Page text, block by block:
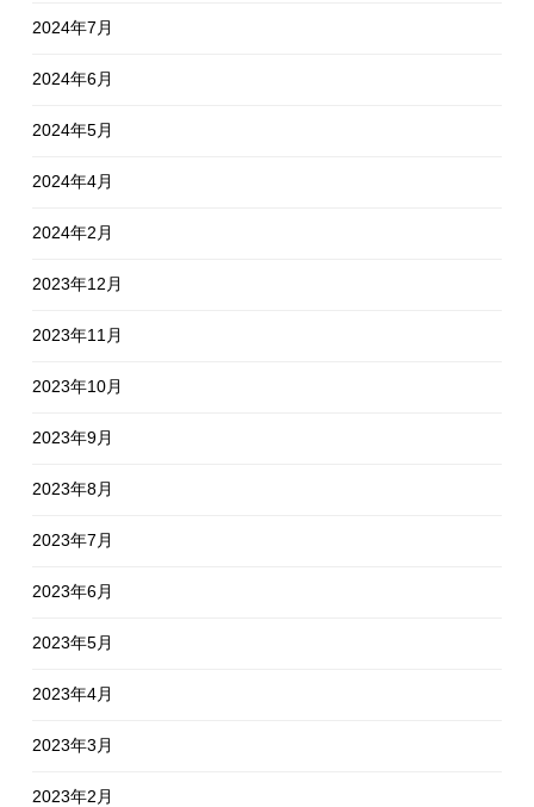
2024年7月
2024年6月
2024年5月
2024年4月
2024年2月
2023年12月
2023年11月
2023年10月
2023年9月
2023年8月
2023年7月
2023年6月
2023年5月
2023年4月
2023年3月
2023年2月